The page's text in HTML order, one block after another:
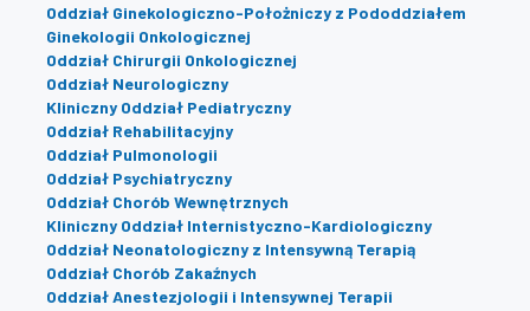
Oddział Ginekologiczno-Położniczy z Pododdziałem
Ginekologii Onkologicznej
Oddział Chirurgii Onkologicznej
Oddział Neurologiczny
Kliniczny Oddział Pediatryczny
Oddział Rehabilitacyjny
Oddział Pulmonologii
Oddział Psychiatryczny
Oddział Chorób Wewnętrznych
Kliniczny Oddział Internistyczno-Kardiologiczny
Oddział Neonatologiczny z Intensywną Terapią
Oddział Chorób Zakaźnych
Oddział Anestezjologii i Intensywnej Terapii